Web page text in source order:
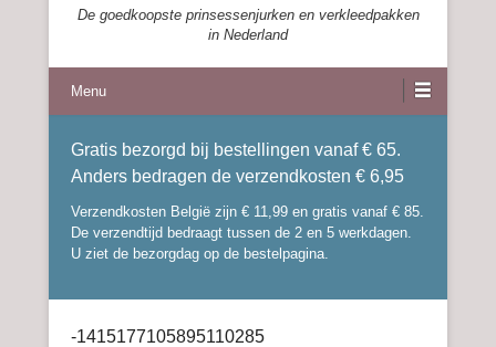
De goedkoopste prinsessenjurken en verkleedpakken
in Nederland
Menu
Gratis bezorgd bij bestellingen vanaf € 65.
Anders bedragen de verzendkosten € 6,95
Verzendkosten België zijn € 11,99 en gratis vanaf € 85.
De verzendtijd bedraagt tussen de 2 en 5 werkdagen.
U ziet de bezorgdag op de bestelpagina.
-1415177105895110285